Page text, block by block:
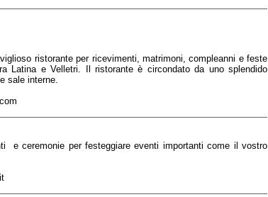
ristorante per ricevimenti, matrimoni, compleanni e feste
Latina e Velletri. Il ristorante è circondato da uno splendido
sale interne.
e ceremonie per festeggiare eventi importanti come il vostro